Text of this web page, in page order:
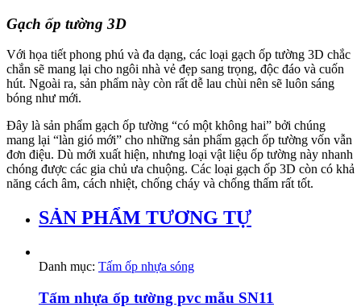
Gạch ốp tường 3D
Với họa tiết phong phú và đa dạng, các loại gạch ốp tường 3D chắc
chắn sẽ mang lại cho ngôi nhà vẻ đẹp sang trọng, độc đáo và cuốn
hút. Ngoài ra, sản phẩm này còn rất dễ lau chùi nên sẽ luôn sáng
bóng như mới.
Đây là sản phẩm gạch ốp tường “có một không hai” bởi chúng
mang lại “làn gió mới” cho những sản phẩm gạch ốp tường vốn vẫn
đơn điệu. Dù mới xuất hiện, nhưng loại vật liệu ốp tường này nhanh
chóng được các gia chủ ưa chuộng. Các loại gạch ốp 3D còn có khả
năng cách âm, cách nhiệt, chống cháy và chống thấm rất tốt.
SẢN PHẨM TƯƠNG TỰ
Danh mục: Tấm ốp nhựa sóng
Tấm nhựa ốp tường pvc mẫu SN11